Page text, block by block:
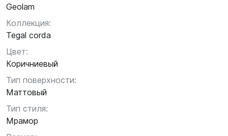
Geolam
Коллекция:
Tegal corda
Цвет:
Коричниевый
Тип поверхности:
Маттовый
Тип стиля:
Мрамор